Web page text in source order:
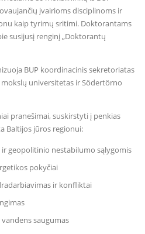
įvairioms disciplinoms ir
kaip tyrimų sritimi. Doktorantams
susijusį renginį „Doktorantų
BUP koordinacinis sekretoriatas
universitetas ir Södertörno
pranešimai, suskirstyti į penkias
Baltijos jūros regionui:
geopolitinio nestabilumo sąlygomis
pokyčiai
ir konfliktai
saugumas